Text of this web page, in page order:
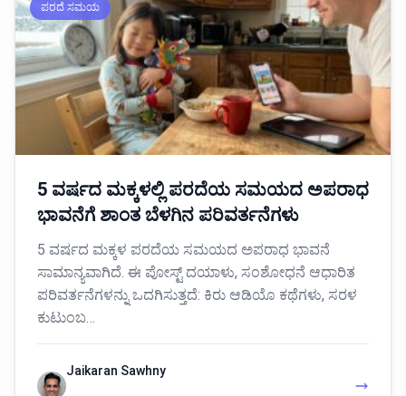
ಪರದೆ ಸಮಯ
5 ವರ್ಷದ ಮಕ್ಕಳಲ್ಲಿ ಪರದೆಯ ಸಮಯದ ಅಪರಾಧ
ಭಾವನೆಗೆ ಶಾಂತ ಬೆಳಗಿನ ಪರಿವರ್ತನೆಗಳು
5 ವರ್ಷದ ಮಕ್ಕಳ ಪರದೆಯ ಸಮಯದ ಅಪರಾಧ ಭಾವನೆ
ಸಾಮಾನ್ಯವಾಗಿದೆ. ಈ ಪೋಸ್ಟ್ ದಯಾಳು, ಸಂಶೋಧನೆ ಆಧಾರಿತ
ಪರಿವರ್ತನೆಗಳನ್ನು ಒದಗಿಸುತ್ತದೆ: ಕಿರು ಆಡಿಯೊ ಕಥೆಗಳು, ಸರಳ
ಕುಟುಂಬ…
Jaikaran Sawhny